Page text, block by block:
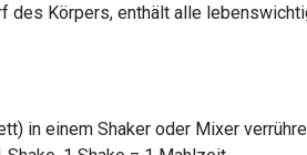
des Körpers, enthält alle
in einem Shaker oder Mixer